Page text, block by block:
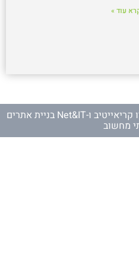
עוד »
קריאייטיב ו- Net&IT בניית אתרים
מחשוב